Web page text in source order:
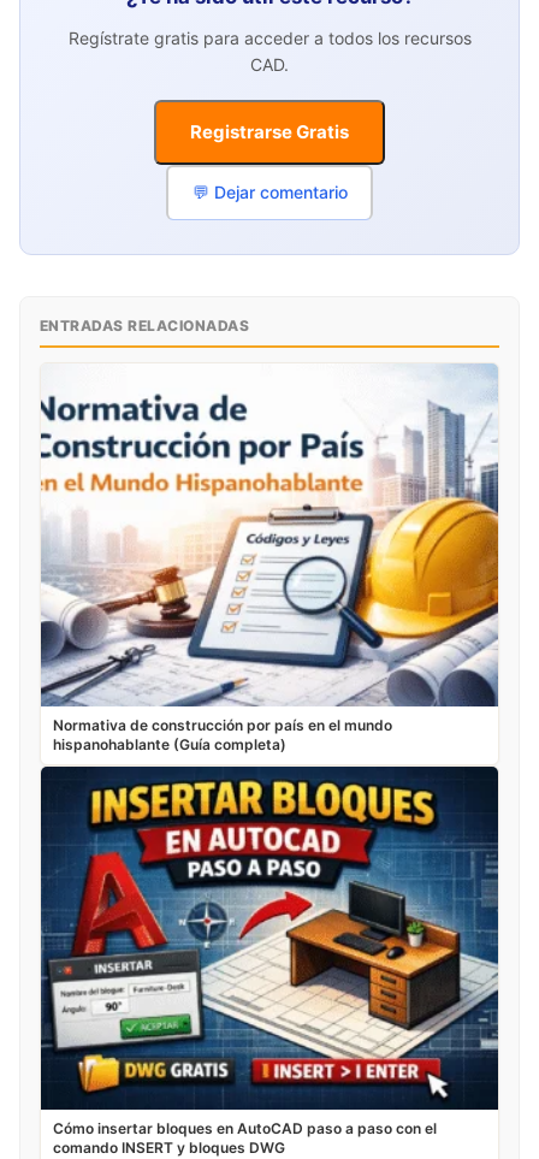
Regístrate gratis para acceder a todos los recursos
CAD.
Registrarse Gratis
💬 Dejar comentario
ENTRADAS RELACIONADAS
Normativa de construcción por país en el mundo
hispanohablante (Guía completa)
Cómo insertar bloques en AutoCAD paso a paso con el
comando INSERT y bloques DWG